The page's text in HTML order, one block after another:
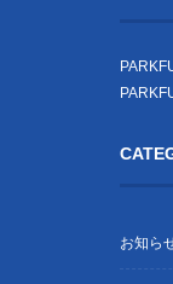
お知ら